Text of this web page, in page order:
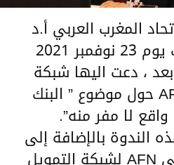
المغرب العربي أ.د
الطيب البكوش شارك يوم 23 نوفمبر 2021
، دعت اليها شبكة
التمويل الافريقية AFN حول موضوع ” البنك
لا مفر منه”.
بالإضافة إلى